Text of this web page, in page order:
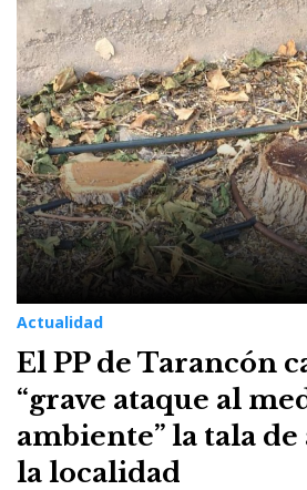
de
agosto
de
2021
Actualidad
El PP de Tarancón
“grave ataque al
ambiente” la tala
la localidad